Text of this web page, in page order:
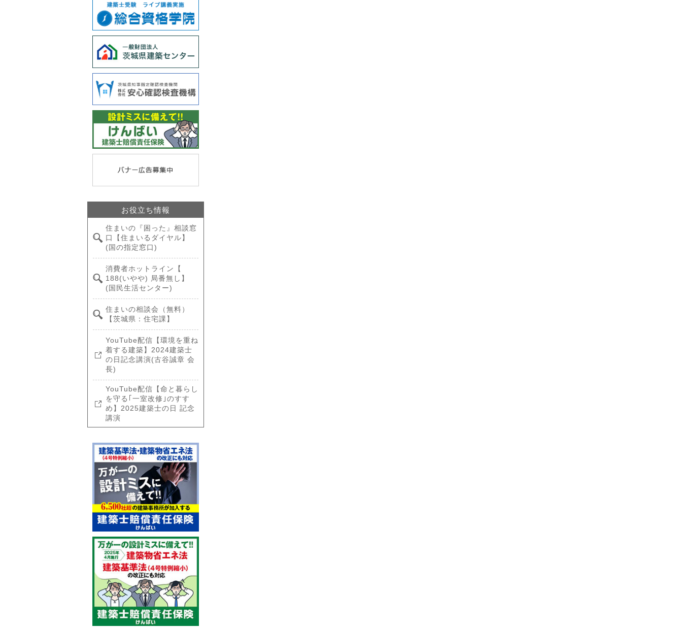
お役立ち情報
住まいの『困った』相談窓
口【住まいるダイヤル】
(国の指定窓口)
消費者ホットライン【
188(いやや) 局番無し】
(国民生活センター)
住まいの相談会（無料）
【茨城県：住宅課】
YouTube配信【環境を重ね
着する建築】2024建築士
の日記念講演(古谷誠章 会
長)
YouTube配信【命と暮らし
を守る｢一室改修｣のすす
め】2025建築士の日 記念
講演